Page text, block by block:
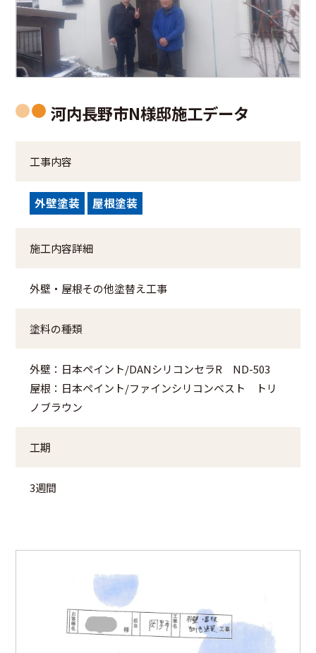
河内長野市N様邸施工データ
工事内容
外壁塗装 屋根塗装
施工内容詳細
外壁・屋根その他塗替え工事
塗料の種類
外壁：日本ペイント/DANシリコンセラR ND-503
屋根：日本ペイント/ファインシリコンベスト トリ
ノブラウン
工期
3週間